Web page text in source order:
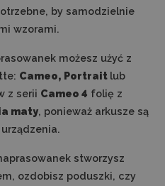
by samodzielnie
wzorami.
możesz użyć z
Cameo, Portrait lub
z serii Cameo 4 folię z
maty, ponieważ arkusze są
stworzysz
ozdobisz poduszki, czy